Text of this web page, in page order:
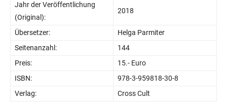
Jahr der Veröffentlichung
(Original):
2018
Übersetzer:
Helga Parmiter
Seitenanzahl:
144
Preis:
15.- Euro
ISBN:
978-3-959818-30-8
Verlag:
Cross Cult